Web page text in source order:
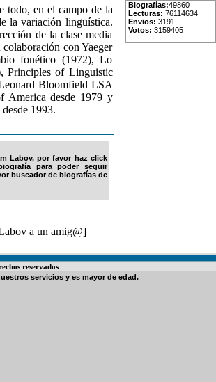
todo, en el campo de la
la variación lingüística.
de la clase media
con Yaeger
fonético (1972), Lo
Principles of Linguistic
Bloomfield LSA
America desde 1979 y
1993.
Labov, por favor haz click
para poder seguir
buscador de biografías de
a un amig@]
Biografías:49860
Lecturas: 76114634
Envios: 3191
Votos: 3159405
reservados
servicios y es mayor de edad.